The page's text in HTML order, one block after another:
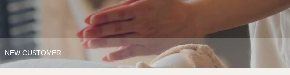
NEW CUSTOMER